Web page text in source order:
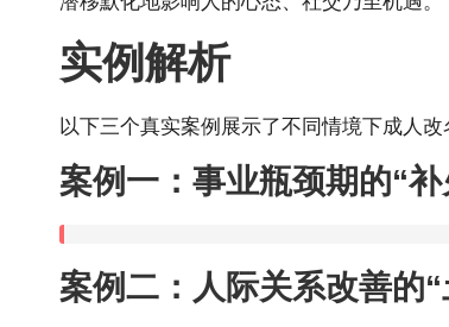
实例解析
以下三个真实案例展示了不同情境下成人改
案例一：事业瓶颈期的“补
案例二：人际关系改善的“